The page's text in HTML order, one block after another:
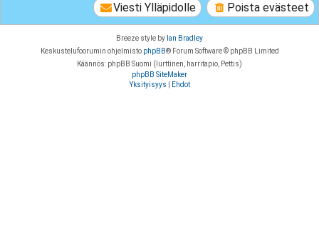
Poista evästeet
Viesti Ylläpidolle
Breeze style by Ian Bradley
Keskustelufoorumin ohjelmisto phpBB® Forum Software © phpBB Limited
Käännös: phpBB Suomi (lurttinen, harritapio, Pettis)
phpBB SiteMaker
Yksityisyys
Ehdot